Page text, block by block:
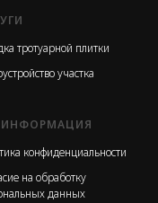
тротуарной плитки
участка
конфиденциальности
на обработку
данных